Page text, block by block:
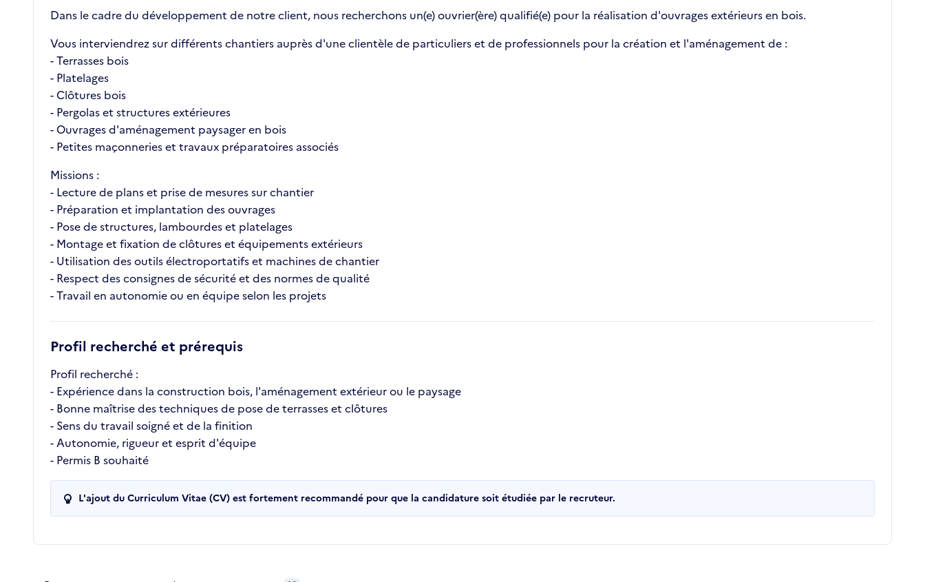
Dans le cadre du développement de notre client, nous recherchons un(e) ouvrier(ère) qualifié(e) pour la réalisation d'ouvrages extérieurs en bois.
Vous interviendrez sur différents chantiers auprès d'une clientèle de particuliers et de professionnels pour la création et l'aménagement de :
- Terrasses bois
- Platelages
- Clôtures bois
- Pergolas et structures extérieures
- Ouvrages d'aménagement paysager en bois
- Petites maçonneries et travaux préparatoires associés
Missions :
- Lecture de plans et prise de mesures sur chantier
- Préparation et implantation des ouvrages
- Pose de structures, lambourdes et platelages
- Montage et fixation de clôtures et équipements extérieurs
- Utilisation des outils électroportatifs et machines de chantier
- Respect des consignes de sécurité et des normes de qualité
- Travail en autonomie ou en équipe selon les projets
Profil recherché et prérequis
Profil recherché :
- Expérience dans la construction bois, l'aménagement extérieur ou le paysage
- Bonne maîtrise des techniques de pose de terrasses et clôtures
- Sens du travail soigné et de la finition
- Autonomie, rigueur et esprit d'équipe
- Permis B souhaité
L'ajout du Curriculum Vitae (CV) est fortement recommandé pour que la candidature soit étudiée par le recruteur.
Recrutements de la structure